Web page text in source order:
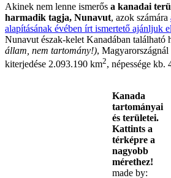
Akinek nem lenne ismerős a kanadai
harmadik tagja, Nunavut, azok számára
alapításának évében írt ismertető ajánljuk
Nunavut észak-kelet Kanadában található
állam, nem tartomány!),
kiterjedése 2.093.190 km2, népessége kb.
Kanada
tartományai
és területei.
Kattints a
térképre a
nagyobb
mérethez!
made by: